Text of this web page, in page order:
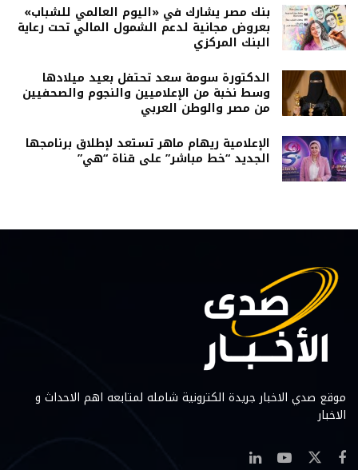
بنك مصر يشارك في «اليوم العالمي للشباب»
بعروض مجانية لدعم الشمول المالي تحت رعاية
البنك المركزي
الدكتورة سومة سعد تحتفل بعيد ميلادها
وسط نخبة من الإعلاميين والنجوم والصحفيين
من مصر والوطن العربي
الإعلامية ريهام ماهر تستعد لإطلاق برنامجها
الجديد “خط مباشر” على قناة “هي”
موقع صدي الاخبار جريدة الكترونية شامله لمتابعه اهم الاحداث و
الاخبار